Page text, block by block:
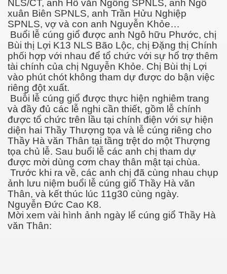
NLS/CT, anh Hồ văn Ngổng SPNLS, anh Ngô
xuân Biên SPNLS, anh Trần Hửu Nghiệp
SPNLS, vợ và con anh Nguyễn Khỏe…
Buổi lễ cúng giổ được anh Ngô hữu Phước, chị
Bùi thị Lợi K13 NLS Bão Lộc, chị Đặng thị Chính
phối hợp với nhau để tổ chức với sự hổ trợ thêm
tài chính của chị Nguyễn Khỏe. Chị Bùi thị Lợi
vào phút chót không tham dự được do bận việc
riêng đột xuất.
Buỗi lễ cúng giổ được thực hiện nghiêm trang
và đầy đủ các lễ nghi cần thiết, gồm lễ chính
được tổ chức trên lầu tại chính điện với sự hiện
diện hai Thầy Thượng tọa và lễ cúng riêng cho
Thầy Hà văn Thân tại tầng trệt do một Thượng
tọa chủ lễ. Sau buổi lễ các anh chị tham dự
được mời dùng cơm chay thân mật tại chùa.
Trước khi ra về, các anh chị đã cùng nhau chụp
ảnh lưu niệm buổi lễ cúng giổ Thầy Hà văn
Thân, và kết thúc lúc 11g30 cùng ngày.
Nguyễn Đức Cao K8.
Mời xem vài hình ảnh ngày lể cúng giổ Thầy Hà
văn Thân:
Ct 71-74